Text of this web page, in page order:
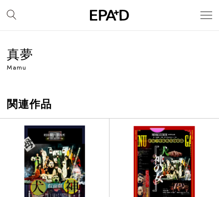
真夢
Mamu
関連作品